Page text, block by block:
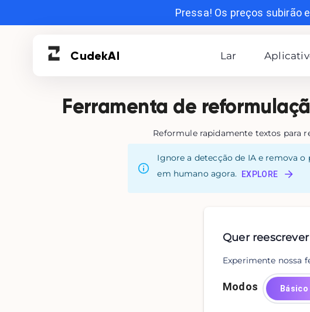
Pressa! Os preços subirão
CudekAI Lar
Ferramenta de
Reformule rapidamente textos para
Ignore a detecção de IA e remova
em humano agora.
EXPLORE
Quer
Experimente nossa
Modos Básico